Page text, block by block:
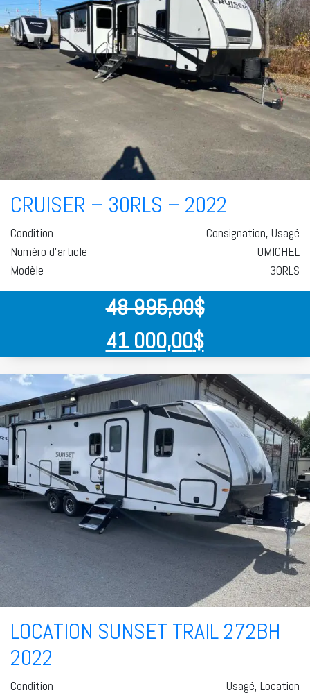
CRUISER – 30RLS – 2022
Condition
Consignation, Usagé
Numéro d'article
UMICHEL
Modèle
30RLS
48 995,00$
41 000,00$
LOCATION SUNSET TRAIL 272BH
2022
Condition Usagé, Location